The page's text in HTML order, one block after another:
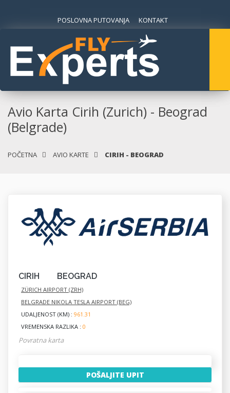
POSLOVNA PUTOVANJA KONTAKT
Avio Karta Cirih (Zurich) - Beograd
(Belgrade)
POČETNA AVIO KARTE CIRIH - BEOGRAD
CIRIH BEOGRAD
ZÜRICH AIRPORT (ZRH)
BELGRADE NIKOLA TESLA AIRPORT (BEG)
UDALJENOST (KM) : 961.31
VREMENSKA RAZLIKA : 0
Povratna karta
POŠALJITE UPIT